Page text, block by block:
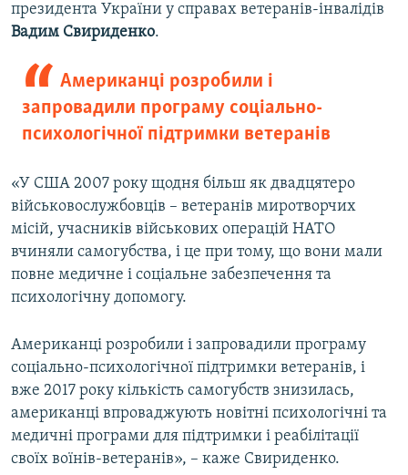
президента України у справах ветеранів-інвалідів
Вадим Свириденко.
Американці розробили і
запровадили програму соціально-
психологічної підтримки ветеранів​
«У США 2007 року щодня більш як двадцятеро
військовослужбовців – ветеранів миротворчих
місій, учасників військових операцій НАТО
вчиняли самогубства, і це при тому, що вони мали
повне медичне і соціальне забезпечення та
психологічну допомогу.
Американці розробили і запровадили програму
соціально-психологічної підтримки ветеранів, і
вже 2017 року кількість самогубств знизилась,
американці впроваджують новітні психологічні та
медичні програми для підтримки і реабілітації
своїх воїнів-ветеранів», – каже Свириденко.